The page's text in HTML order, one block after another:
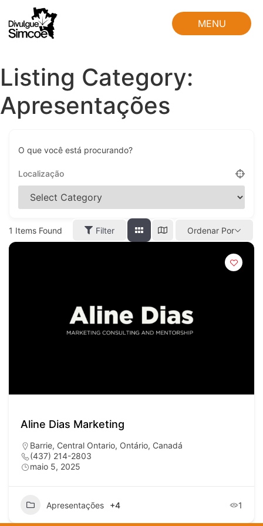
MENU
Listing Category:
Apresentações
O que você está procurando?
1 Items Found Filter Ordenar Por
Aline Dias Marketing
Barrie, Central Ontario, Ontário, Canadá
(437) 214-2803
maio 5, 2025
Apresentações +4 1